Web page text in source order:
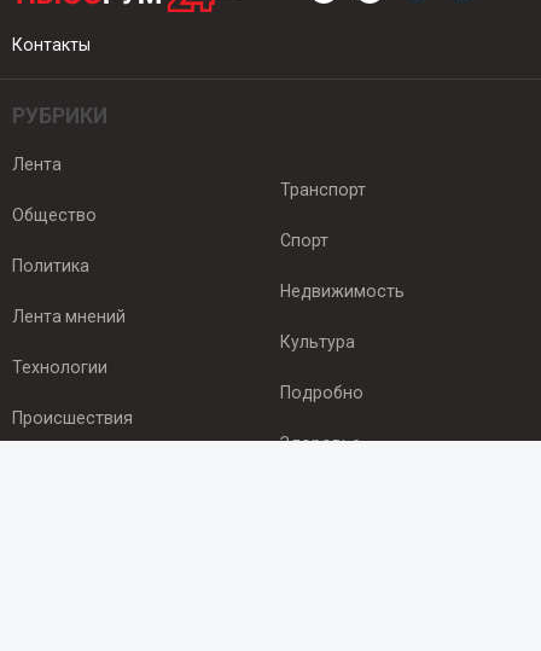
Контакты
РУБРИКИ
Лента
Общество
Политика
Лента мнений
Технологии
Происшествия
Транспорт
Спорт
Недвижимость
Культура
Подробно
Здоровье